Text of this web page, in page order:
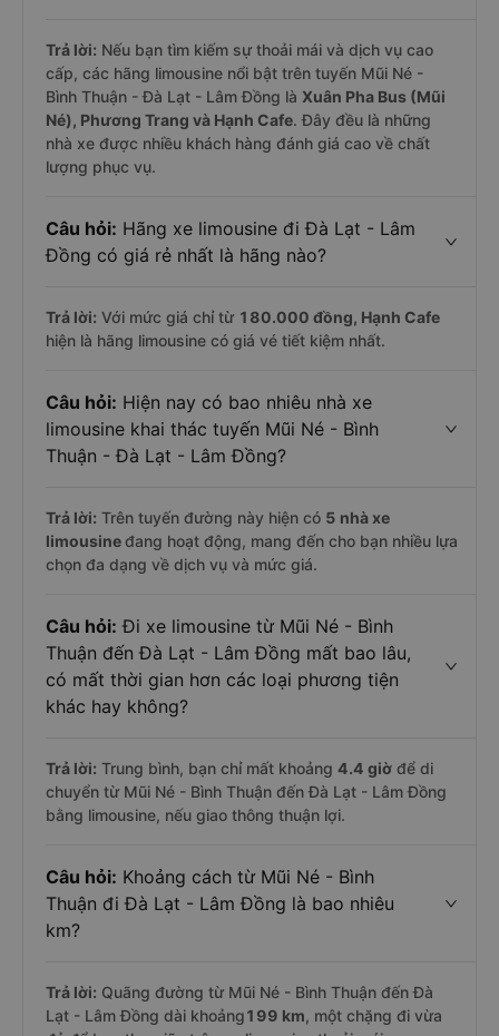
Trả lời: Nếu bạn tìm kiếm sự thoải mái và dịch vụ cao
cấp, các hãng limousine nổi bật trên tuyến Mũi Né -
Bình Thuận - Đà Lạt - Lâm Đồng là Xuân Pha Bus (Mũi
Né), Phương Trang và Hạnh Cafe. Đây đều là những
nhà xe được nhiều khách hàng đánh giá cao về chất
lượng phục vụ.
Câu hỏi: Hãng xe limousine đi Đà Lạt - Lâm
Đồng có giá rẻ nhất là hãng nào?
Trả lời: Với mức giá chỉ từ 180.000 đồng, Hạnh Cafe
hiện là hãng limousine có giá vé tiết kiệm nhất.
Câu hỏi: Hiện nay có bao nhiêu nhà xe
limousine khai thác tuyến Mũi Né - Bình
Thuận - Đà Lạt - Lâm Đồng?
Trả lời: Trên tuyến đường này hiện có 5 nhà xe
limousineđang hoạt động, mang đến cho bạn nhiều lựa
chọn đa dạng về dịch vụ và mức giá.
Câu hỏi: Đi xe limousine từ Mũi Né - Bình
Thuận đến Đà Lạt - Lâm Đồng mất bao lâu,
có mất thời gian hơn các loại phương tiện
khác hay không?
Trả lời: Trung bình, bạn chỉ mất khoảng 4.4 giờ để di
chuyển từ Mũi Né - Bình Thuận đến Đà Lạt - Lâm Đồng
bằng limousine, nếu giao thông thuận lợi.
Câu hỏi: Khoảng cách từ Mũi Né - Bình
Thuận đi Đà Lạt - Lâm Đồng là bao nhiêu
km?
Trả lời: Quãng đường từ Mũi Né - Bình Thuận đến Đà
Lạt - Lâm Đồng dài khoảng199 km, một chặng đi vừa